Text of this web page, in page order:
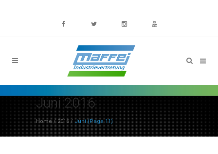
Juni 2016
Home/ 2016 / Juni(Page 11)